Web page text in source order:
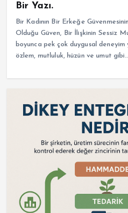
Bir Yazı.
Bir Kadının Bir Erkeğe
Olduğu Güven, Bir İlişkinin Sessiz
boyunca pek çok duygusal deneyim
özlem, mutluluk, hüzün ve umut